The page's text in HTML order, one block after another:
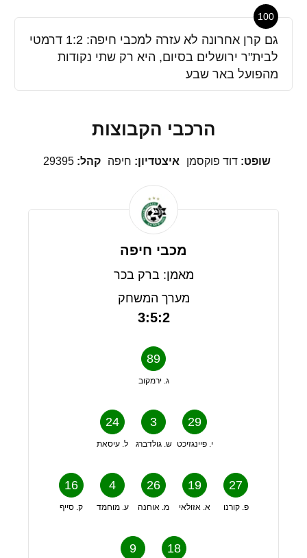
100
גם קרן אחרונה לא עזרה למכבי חיפה: 1:2 דרמטי
לבית"ר ירושלים בסיום, היא רק שתי נקודות
מהפועל באר שבע
הרכבי הקבוצות
שופט: דוד פוקסמן איצטדיון: חיפה קהל: 29395
מכבי חיפה
מאמן: ברק בכר
מערך המשחק
3:5:2
89
ג. ירמקוב
24
ל. עיסאת
3
ש. גולדברג
29
י. פיינגזיכט
16
ק. סייף
4
ע. מוחמד
26
מ. אוחנה
19
א. אזולאי
27
פ. קורנו
9 18